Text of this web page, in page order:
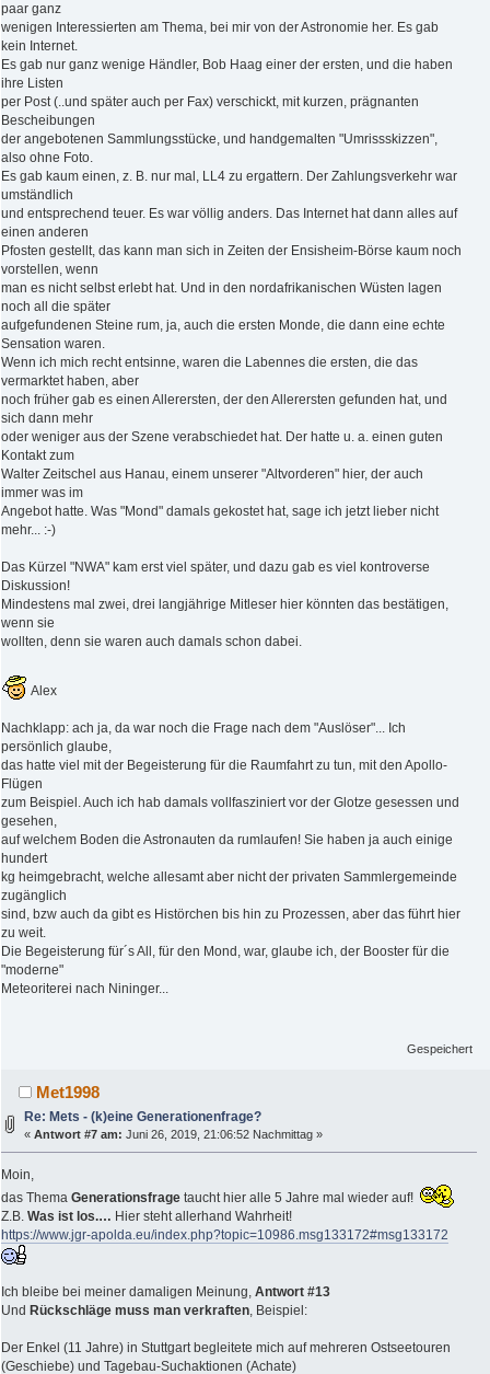
paar ganz
wenigen Interessierten am Thema, bei mir von der Astronomie her. Es gab
kein Internet.
Es gab nur ganz wenige Händler, Bob Haag einer der ersten, und die haben
ihre Listen
per Post (..und später auch per Fax) verschickt, mit kurzen, prägnanten
Bescheibungen
der angebotenen Sammlungsstücke, und handgemalten "Umrissskizzen",
also ohne Foto.
Es gab kaum einen, z. B. nur mal, LL4 zu ergattern. Der Zahlungsverkehr war
umständlich
und entsprechend teuer. Es war völlig anders. Das Internet hat dann alles auf
einen anderen
Pfosten gestellt, das kann man sich in Zeiten der Ensisheim-Börse kaum noch
vorstellen, wenn
man es nicht selbst erlebt hat. Und in den nordafrikanischen Wüsten lagen
noch all die später
aufgefundenen Steine rum, ja, auch die ersten Monde, die dann eine echte
Sensation waren.
Wenn ich mich recht entsinne, waren die Labennes die ersten, die das
vermarktet haben, aber
noch früher gab es einen Allerersten, der den Allerersten gefunden hat, und
sich dann mehr
oder weniger aus der Szene verabschiedet hat. Der hatte u. a. einen guten
Kontakt zum
Walter Zeitschel aus Hanau, einem unserer "Altvorderen" hier, der auch
immer was im
Angebot hatte. Was "Mond" damals gekostet hat, sage ich jetzt lieber nicht
mehr... :-)
Das Kürzel "NWA" kam erst viel später, und dazu gab es viel kontroverse
Diskussion!
Mindestens mal zwei, drei langjährige Mitleser hier könnten das bestätigen,
wenn sie
wollten, denn sie waren auch damals schon dabei.
Alex
Nachklapp: ach ja, da war noch die Frage nach dem "Auslöser"... Ich
persönlich glaube,
das hatte viel mit der Begeisterung für die Raumfahrt zu tun, mit den Apollo-
Flügen
zum Beispiel. Auch ich hab damals vollfasziniert vor der Glotze gesessen und
gesehen,
auf welchem Boden die Astronauten da rumlaufen! Sie haben ja auch einige
hundert
kg heimgebracht, welche allesamt aber nicht der privaten Sammlergemeinde
zugänglich
sind, bzw auch da gibt es Histörchen bis hin zu Prozessen, aber das führt hier
zu weit.
Die Begeisterung für´s All, für den Mond, war, glaube ich, der Booster für die
"moderne"
Meteoriterei nach Nininger...
Gespeichert
Met1998
Re: Mets - (k)eine Generationenfrage?
«Antwort #7 am: Juni 26, 2019, 21:06:52 Nachmittag »
Moin,
das Thema Generationsfrage taucht hier alle 5 Jahre mal wieder auf!
Z.B. Was ist los.… Hier steht allerhand Wahrheit!
https://www.jgr-apolda.eu/index.php?topic=10986.msg133172#msg133172
Ich bleibe bei meiner damaligen Meinung, Antwort #13
Und Rückschläge muss man verkraften, Beispiel:
Der Enkel (11 Jahre) in Stuttgart begleitete mich auf mehreren Ostseetouren
(Geschiebe) und Tagebau-Suchaktionen (Achate)